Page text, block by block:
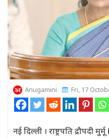
Anugamini Fri, 17
नई दिल्ली । राष्ट्रपति